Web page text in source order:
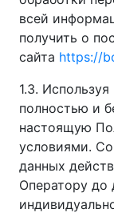
всей
получить о
сайта https://
1.3.
полностью и
настоящую
условиями.
данных
Оператору до